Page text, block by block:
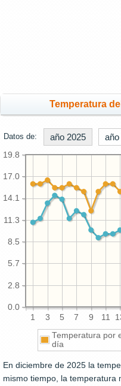
Temperatura
Datos de: año 2025 año
1 3 5 7 9 11
0.0
2.8
5.7
8.5
11.3
14.1
17.0
19.8
Temperatura por
día
En diciembre de 2025 la
mismo tiempo, la temperatura